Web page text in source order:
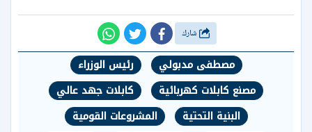
مصطفى مدبولي
رئيس الوزراء
مصنع كابلات كهربائية
كابلات جهد عالي
البنية التحتية
المشروعات القومية